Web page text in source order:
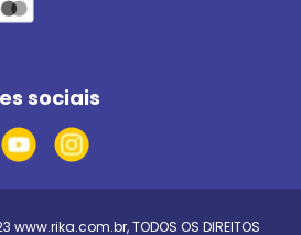
sociais
www.rika.com.br, TODOS OS DIREITOS